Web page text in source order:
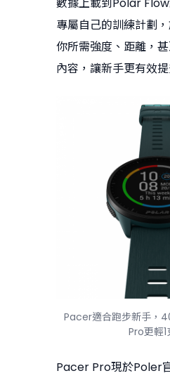
數據上載到Polar
專屬自己的訓練計劃
你所需強度、距離，
內容，讓新手更有效
Pacer適合跑步新手，
Pro更輕1
Pacer Pro現於Poler